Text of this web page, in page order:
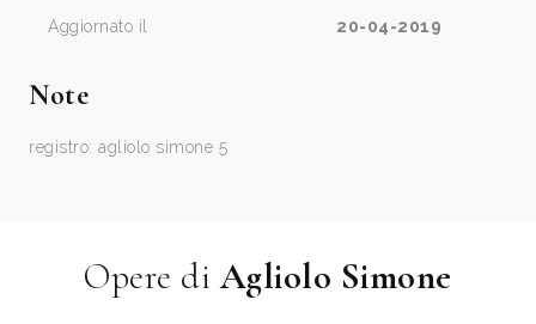
Aggiornato il 20-04-2019
Note
registro: agliolo simone 5
Opere diAgliolo Simone